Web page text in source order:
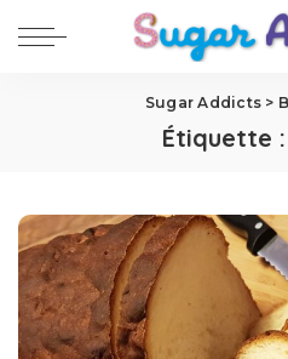
Sugar Addicts >
Étiquette :